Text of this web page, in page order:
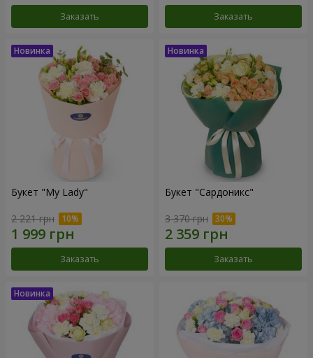
Заказать Заказать
Букет "My Lady"
2 221 грн
Заказать
Букет "Сардоникс"
3 370 грн
Заказать